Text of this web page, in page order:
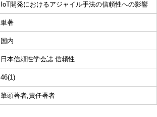
IoT開発におけるアジャイル手法の信頼性への影響
単著
国内
日本信頼性学会誌 信頼性
46(1)
筆頭著者,責任著者